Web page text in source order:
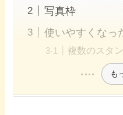
写真枠
使いやすくなっ
複数のスタ
も